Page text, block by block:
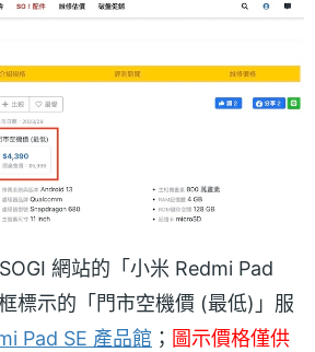
網站的「小米 Redmi Pad
標示的「門市空機價 (最低)」服
Pad SE 產品館 ； 圖示價格僅供